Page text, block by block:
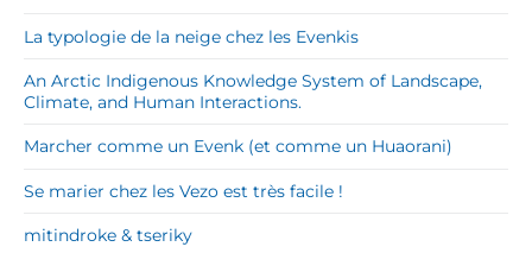
La typologie de la neige chez les Evenkis
An Arctic Indigenous Knowledge System of Landscape,
Climate, and Human Interactions.
Marcher comme un Evenk (et comme un Huaorani)
Se marier chez les Vezo est très facile !
mitindroke & tseriky